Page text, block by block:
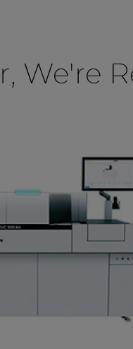
We're